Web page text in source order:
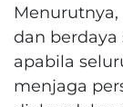
dan
apabila
menjaga